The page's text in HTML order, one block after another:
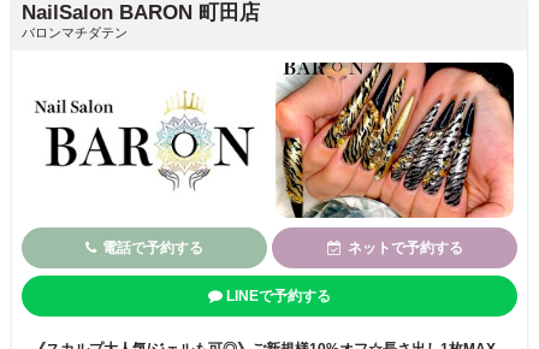
NailSalon BARON 町田店
バロンマチダテン
電話で予約する ネットで予約する
LINEで予約する